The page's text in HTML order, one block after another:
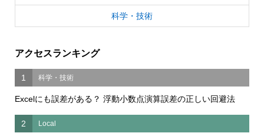
科学・技術
アクセスランキング
1 科学・技術
Excelにも誤差がある？ 浮動小数点演算誤差の正しい回避法
2 Local